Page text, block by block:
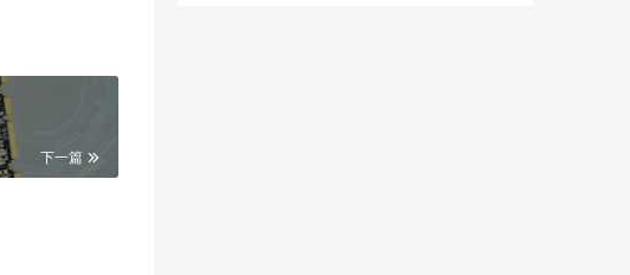
下一篇